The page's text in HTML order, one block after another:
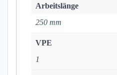
Arbeitslänge
250 mm
VPE
1